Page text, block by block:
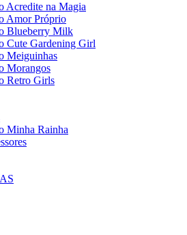
Acredite na Magia
Amor Próprio
Blueberry Milk
Cute Gardening Girl
Meiguinhas
Morangos
Retro Girls
Minha Rainha